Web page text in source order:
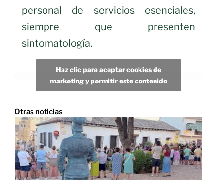
personal de servicios esenciales,
siempre que presenten
sintomatología.
Haz clic para aceptar cookies de
marketing y permitir este contenido
Otras noticias